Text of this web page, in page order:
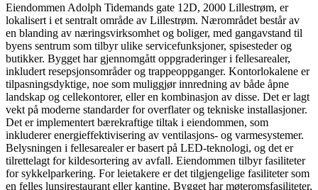
Eiendommen Adolph Tidemands gate 12D, 2000 Lillestrøm, er
lokalisert i et sentralt område av Lillestrøm. Nærområdet består av
en blanding av næringsvirksomhet og boliger, med gangavstand til
byens sentrum som tilbyr ulike servicefunksjoner, spisesteder og
butikker. Bygget har gjennomgått oppgraderinger i fellesarealer,
inkludert resepsjonsområder og trappeoppganger. Kontorlokalene er
tilpasningsdyktige, noe som muliggjør innredning av både åpne
landskap og cellekontorer, eller en kombinasjon av disse. Det er lagt
vekt på moderne standarder for overflater og tekniske installasjoner.
Det er implementert bærekraftige tiltak i eiendommen, som
inkluderer energieffektivisering av ventilasjons- og varmesystemer.
Belysningen i fellesarealer er basert på LED-teknologi, og det er
tilrettelagt for kildesortering av avfall. Eiendommen tilbyr fasiliteter
for sykkelparkering. For leietakere er det tilgjengelige fasiliteter som
en felles lunsjrestaurant eller kantine. Bygget har møteromsfasiliteter,